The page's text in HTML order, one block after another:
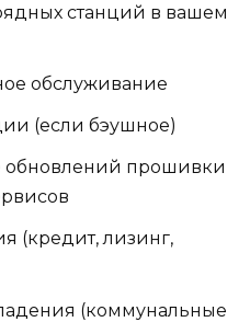
станций в вашем
обслуживание
(если бэушное)
обновлений прошивки
(кредит, лизинг,
(коммунальные